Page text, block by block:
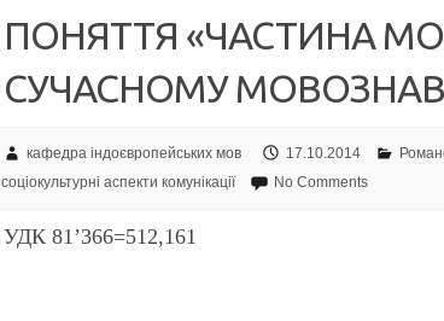
ПОНЯТТЯ «ЧАСТИНА
СУЧАСНОМУ
кафедра індоєвропейських мов 17.10.2014
соціокультурні аспекти комунікації
No Comments
УДК 81’366=512,161